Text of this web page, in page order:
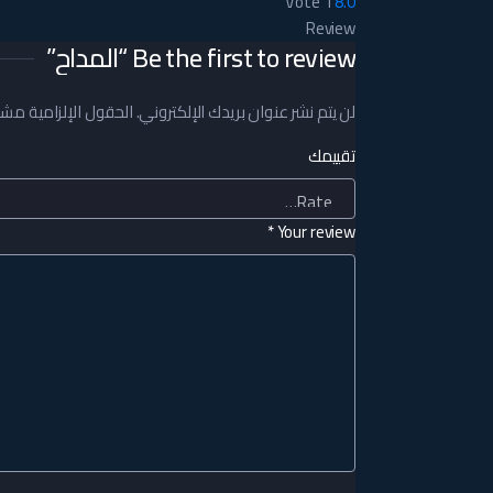
Review
Be the first to review “المداح”
لن يتم نشر عنوان بريدك الإلكتروني.الحقول الإلزامية
تقييمك
Your review
*